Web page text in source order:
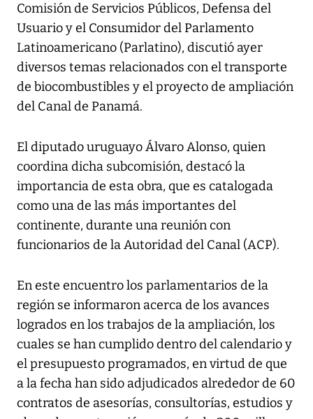
Comisión de Servicios Públicos, Defensa del
Usuario y el Consumidor del Parlamento
Latinoamericano (Parlatino), discutió ayer
diversos temas relacionados con el transporte
de biocombustibles y el proyecto de ampliación
del Canal de Panamá.
El diputado uruguayo Álvaro Alonso, quien
coordina dicha subcomisión, destacó la
importancia de esta obra, que es catalogada
como una de las más importantes del
continente, durante una reunión con
funcionarios de la Autoridad del Canal (ACP).
En este encuentro los parlamentarios de la
región se informaron acerca de los avances
logrados en los trabajos de la ampliación, los
cuales se han cumplido dentro del calendario y
el presupuesto programados, en virtud de que
a la fecha han sido adjudicados alrededor de 60
contratos de asesorías, consultorías, estudios y